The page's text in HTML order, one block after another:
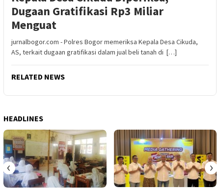
Dugaan Gratifikasi Rp3 Miliar
Menguat
jurnalbogor.com - Polres Bogor memeriksa Kepala Desa Cikuda,
AS, terkait dugaan gratifikasi dalam jual beli tanah di […]
RELATED NEWS
HEADLINES
‹ ›